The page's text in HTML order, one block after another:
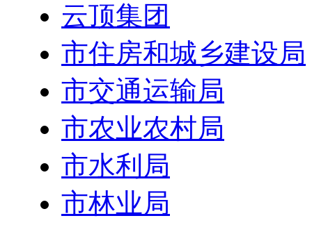
云顶集团
市住房和城乡建设局
市交通运输局
市农业农村局
市水利局
市林业局